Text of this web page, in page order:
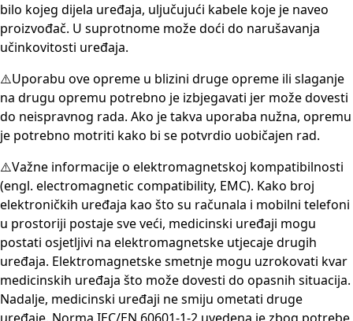
bilo kojeg dijela uređaja, uljučujući kabele koje je naveo
proizvođač. U suprotnome može doći do narušavanja
učinkovitosti uređaja.
⚠️Uporabu ove opreme u blizini druge opreme ili slaganje
na drugu opremu potrebno je izbjegavati jer može dovesti
do neispravnog rada. Ako je takva uporaba nužna, opremu
je potrebno motriti kako bi se potvrdio uobičajen rad.
⚠️Važne informacije o elektromagnetskoj kompatibilnosti
(engl. electromagnetic compatibility, EMC). Kako broj
elektroničkih uređaja kao što su računala i mobilni telefoni
u prostoriji postaje sve veći, medicinski uređaji mogu
postati osjetljivi na elektromagnetske utjecaje drugih
uređaja. Elektromagnetske smetnje mogu uzrokovati kvar
medicinskih uređaja što može dovesti do opasnih situacija.
Nadalje, medicinski uređaji ne smiju ometati druge